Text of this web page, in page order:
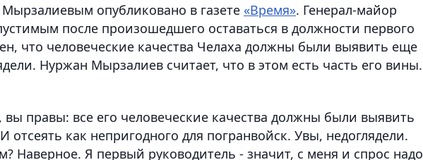
опубликовано в газете «Время». Генерал-майор
после произошедшего оставаться в должности первого
что человеческие качества Челаха должны были выявить еще
Нуржан Мырзалиев считает, что в этом есть часть его вины.
правы: все его человеческие качества должны были выявить
отсеять как непригодного для погранвойск. Увы, недоглядели.
Наверное. Я первый руководитель - значит, с меня и спрос надо